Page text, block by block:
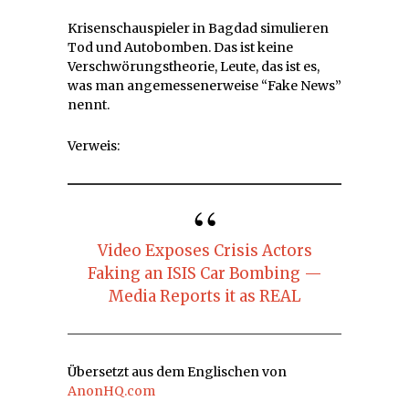
Krisenschauspieler in Bagdad simulieren
Tod und Autobomben. Das ist keine
Verschwörungstheorie, Leute, das ist es,
was man angemessenerweise “Fake News”
nennt.
Verweis:
Video Exposes Crisis Actors
Faking an ISIS Car Bombing —
Media Reports it as REAL
Übersetzt aus dem Englischen von
AnonHQ.com